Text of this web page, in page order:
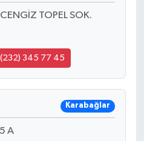
TOPEL SOK.
345 77 45
Karabağlar
A